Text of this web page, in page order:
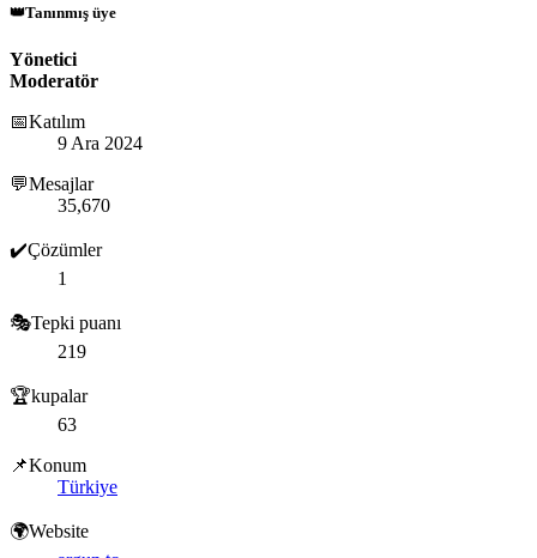
👑Tanınmış üye
Yönetici
Moderatör
📅Katılım
9 Ara 2024
💬Mesajlar
35,670
✔️Çözümler
1
🎭Tepki puanı
219
🏆kupalar
63
📌Konum
Türkiye
🌍Website